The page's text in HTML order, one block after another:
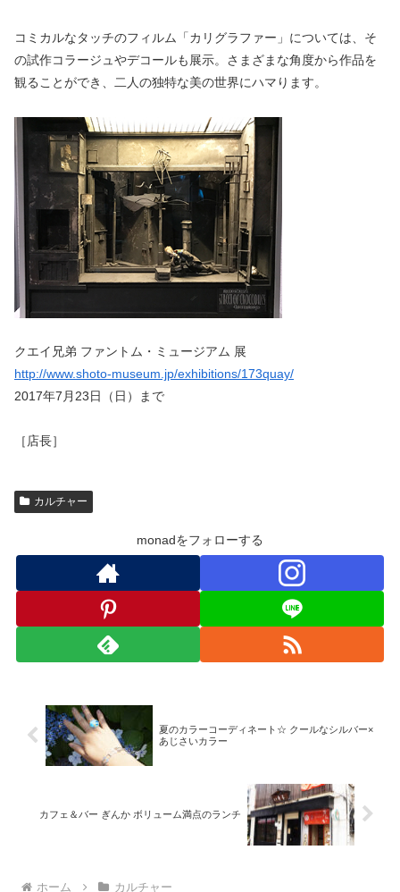
コミカルなタッチのフィルム「カリグラファー」については、そ
の試作コラージュやデコールも展示。さまざまな角度から作品を
観ることができ、二人の独特な美の世界にハマります。
クエイ兄弟 ファントム・ミュージアム 展
http://www.shoto-museum.jp/exhibitions/173quay/
2017年7月23日（日）まで
［店長］
カルチャー
monadをフォローする
夏のカラーコーディネート☆ クールなシルバー×
あじさいカラー
カフェ＆バー ぎんか ボリューム満点のランチ
ホーム カルチャー